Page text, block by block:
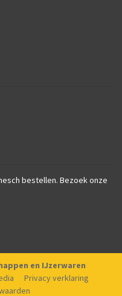
bestellen. Bezoek onze
en IJzerwaren
Privacy verklaring